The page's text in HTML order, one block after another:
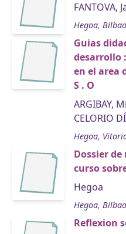
FANTOVA,
Hegoa,
Guias
desarrollo
en el area
S . O
ARGIBAY,
CELORIO
Hegoa,
Dossier
curso
Hegoa
Hegoa,
Reflexion